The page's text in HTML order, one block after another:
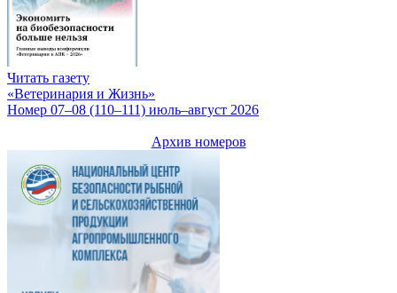
Читать газету
«Ветеринария и Жизнь»
Номер 07–08 (110–111) июль–август 2026
Архив номеров